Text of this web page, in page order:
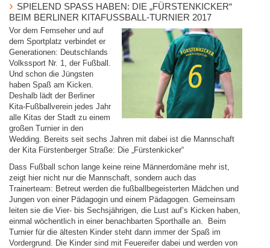
SPIELEND SPASS HABEN: DIE „FÜRSTENKICKER“ B
EIM BERLINER KITAFUSSBALL-TURNIER 2017
Vor dem Fernseher und auf
dem Sportplatz verbindet er
Generationen: Deutschlands
Volkssport Nr. 1, der Fußball.
Und schon die Jüngsten
haben Spaß am Kicken.
Deshalb lädt der Berliner
Kita-Fußballverein jedes Jahr
alle Kitas der Stadt zu einem
großen Turnier in den
Wedding. Bereits seit sechs Jahren mit dabei ist die Mannschaft
der Kita Fürstenberger Straße: Die „Fürstenkicker“
Dass Fußball schon lange keine reine Männerdomäne mehr ist,
zeigt hier nicht nur die Mannschaft, sondern auch das
Trainerteam: Betreut werden die fußballbegeisterten Mädchen und
Jungen von einer Pädagogin und einem Pädagogen. Gemeinsam
leiten sie die Vier- bis Sechsjährigen, die Lust auf’s Kicken haben,
einmal wöchentlich in einer benachbarten Sporthalle an. Beim
Turnier für die ältesten Kinder steht dann immer der Spaß im
Vordergrund. Die Kinder sind mit Feuereifer dabei und werden von